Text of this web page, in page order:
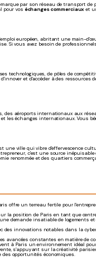
par son réseau de transport
pour vos échanges commerciaux et
européen, abritant une main-
Si vous avez besoin de
technologiques, de pôles de
et d'accéder à des
aéroports internationaux aux
les échanges internationaux. Vous
une ville qui vibre d'effervescence
c'est une source
renommée et des quartiers
offre un terreau fertile pour
la position de Paris en tant que
demande insatiable de logements
des innovations notables dans la
avancées constantes en matière
à Paris un environnement idéal
s'appuyant sur la créativité
opportunités économiques.